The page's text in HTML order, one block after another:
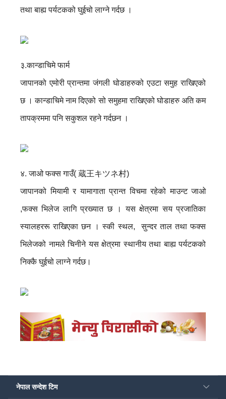
तथा बाह्य पर्यटकको घुईचो लाग्ने गर्दछ ।
३.कान्डाचिमे फार्म
जापानको एमोरी प्रान्तमा जंगली घोडाहरुको एउटा समुह राखिएको
छ । कान्डाचिमे नाम दिएको सो समुहमा राखिएको घोडाहरु अति कम
तापक्रममा पनि सकुशल रहने गर्दछन ।
४. जाओ फक्स गाउँ( 蔵王キツネ村)
जापानको मियामी र यामागाता प्रान्त विचमा रहेको माउन्ट जाओ
,फक्स भिलेज लागि प्रख्यात छ । यस क्षेत्रमा सय प्रजातिका
स्यालहररू राखिएका छन । स्की स्थल, सुन्दर ताल तथा फक्स
भिलेजको नामले चिनीने यस क्षेत्रमा स्थानीय तथा बाह्य पर्यटकको
निक्कै घुईचो लाग्ने गर्दछ।
नेपाल सन्देश टिम